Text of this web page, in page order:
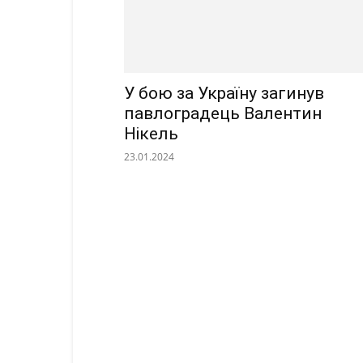
У бою за Україну загинув
павлоградець Валентин
Нікель
23.01.2024